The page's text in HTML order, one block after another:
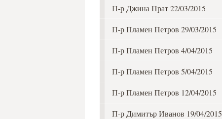
П-р Джина Прат 22/03/2015
П-р Пламен Петров 29/03/2015
П-р Пламен Петров 4/04/2015
П-р Пламен Петров 5/04/2015
П-р Пламен Петров 12/04/2015
П-р Димитър Иванов 19/04/2015